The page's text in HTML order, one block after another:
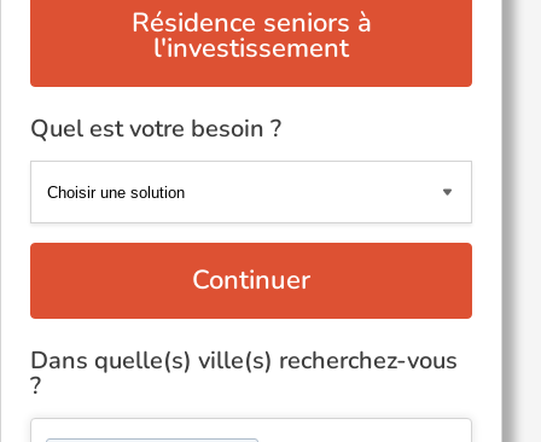
Résidence seniors à
l'investissement
Quel est votre besoin ?
Continuer
Dans quelle(s) ville(s) recherchez-vous
?